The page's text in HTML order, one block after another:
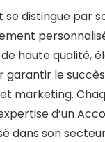
se distingue par
haute qualité,
garantir le
marketing.
d’un
dans son